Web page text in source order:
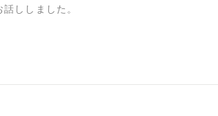
ししました。